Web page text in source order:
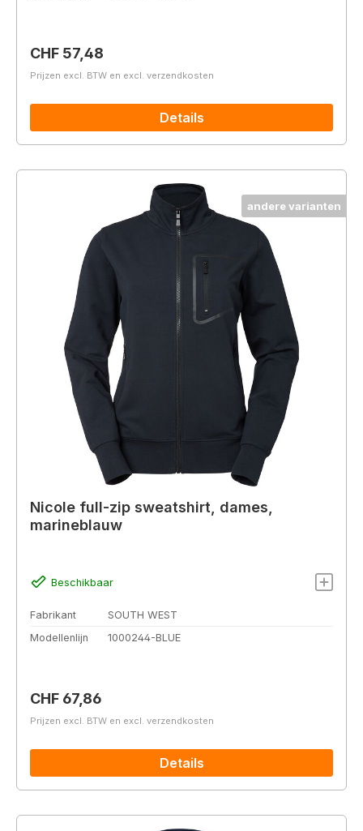
Normale prijs:
CHF 57,48
Prijzen excl. BTW en excl. verzendkosten
Details
andere varianten
Nicole full-zip sweatshirt, dames,
marineblauw
Beschikbaar
Fabrikant
SOUTH WEST
Modellenlijn
1000244-BLUE
Normale prijs:
CHF 67,86
Prijzen excl. BTW en excl. verzendkosten
Details